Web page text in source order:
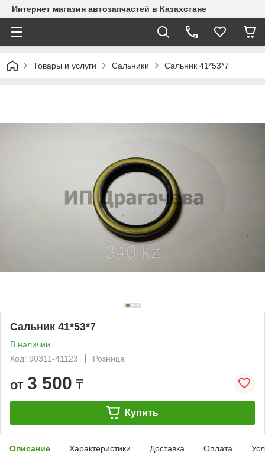
Интернет магазин автозапчастей в Казахстане
Товары и услуги Сальники Сальник 41*53*7
Сальник 41*53*7
В наличии
Код: 90311-41123
Розница
от 3 500 ₸
Купить
Описание Характеристики Доставка Оплата